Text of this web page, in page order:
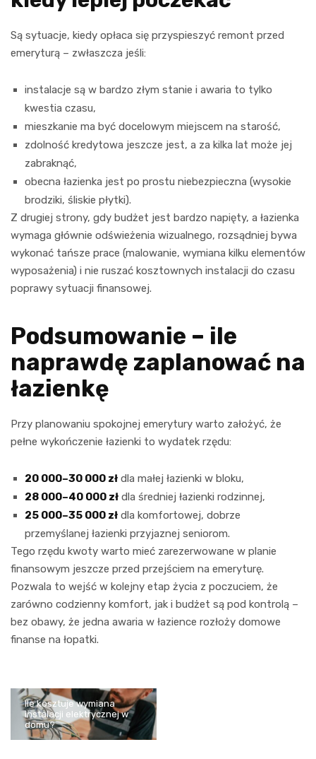
Są sytuacje, kiedy opłaca się przyspieszyć remont przed
emeryturą – zwłaszcza jeśli:
instalacje są w bardzo złym stanie i awaria to tylko
kwestia czasu,
mieszkanie ma być docelowym miejscem na starość,
zdolność kredytowa jeszcze jest, a za kilka lat może jej
zabraknąć,
obecna łazienka jest po prostu niebezpieczna (wysokie
brodziki, śliskie płytki).
Z drugiej strony, gdy budżet jest bardzo napięty, a łazienka
wymaga głównie odświeżenia wizualnego, rozsądniej bywa
wykonać tańsze prace (malowanie, wymiana kilku elementów
wyposażenia) i nie ruszać kosztownych instalacji do czasu
poprawy sytuacji finansowej.
Podsumowanie – ile
naprawdę zaplanować na
łazienkę
Przy planowaniu spokojnej emerytury warto założyć, że
pełne wykończenie łazienki to wydatek rzędu:
20 000–30 000 zł dla małej łazienki w bloku,
28 000–40 000 zł dla średniej łazienki rodzinnej,
25 000–35 000 zł dla komfortowej, dobrze
przemyślanej łazienki przyjaznej seniorom.
Tego rzędu kwoty warto mieć zarezerwowane w planie
finansowym jeszcze przed przejściem na emeryturę.
Pozwala to wejść w kolejny etap życia z poczuciem, że
zarówno codzienny komfort, jak i budżet są pod kontrolą –
bez obawy, że jedna awaria w łazience rozłoży domowe
finanse na łopatki.
Ile kosztuje wymiana
instalacji elektrycznej w
domu?